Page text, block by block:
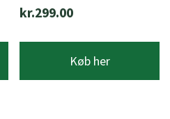
kr.299.00
Køb her